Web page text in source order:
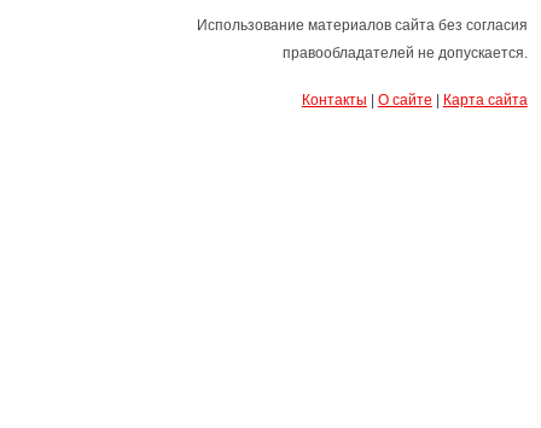
Использование материалов сайта без согласия
правообладателей не допускается.
Контакты | О сайте | Карта сайта